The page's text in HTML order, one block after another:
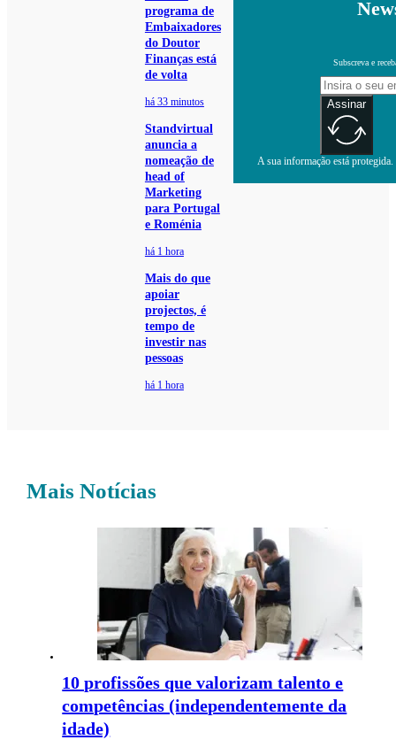
programa de
Embaixadores
do Doutor
Finanças está
de volta
há 33 minutos
Standvirtual
anuncia a
nomeação de
head of
Marketing
para Portugal
e Roménia
há 1 hora
Mais do que
apoiar
projectos, é
tempo de
investir nas
pessoas
há 1 hora
Subscreva e
Assinar
A sua informação está
Mais Notícias
10 profissões que valorizam talento e
competências (independentemente da
idade)